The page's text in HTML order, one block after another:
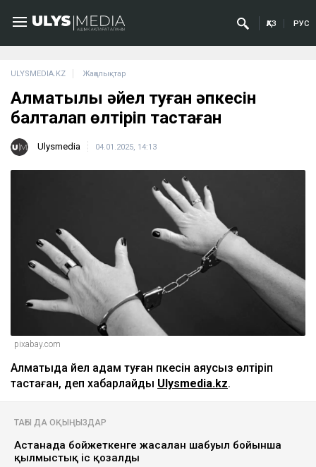
ҚАЗ РУС
ULYSMEDIA.KZ Жаңалықтар
Алматылық әйел туған әпкесін
балталап өлтіріп тастаған
Ulysmedia 04.01.2025, 14:13
pixabay.com
Алматыда әйел адам туған әпкесін аяусыз өлтіріп
тастаған, деп хабарлайды Ulysmedia.kz.
ТАҒЫ ДА ОҚЫҢЫЗДАР
Астанада бойжеткенге жасалған шабуыл бойынша
қылмыстық іс қозғалды